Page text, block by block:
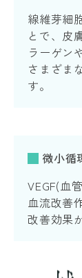
線維芽細
とで、皮
ラーゲン
さまざま
す。
微小循
VEGF(血
血流改善
改善効果